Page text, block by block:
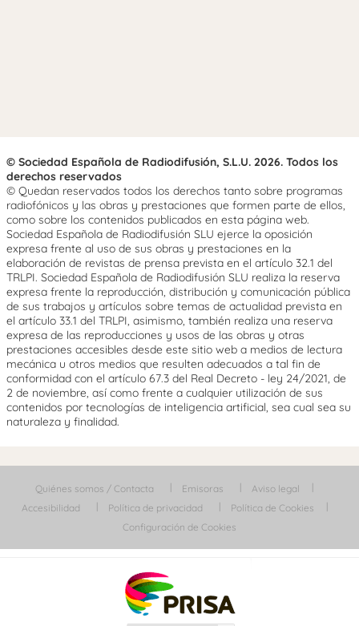
© Sociedad Española de Radiodifusión, S.L.U. 2026. Todos los
derechos reservados
© Quedan reservados todos los derechos tanto sobre programas
radiofónicos y las obras y prestaciones que formen parte de ellos,
como sobre los contenidos publicados en esta página web.
Sociedad Española de Radiodifusión SLU ejerce la oposición
expresa frente al uso de sus obras y prestaciones en la
elaboración de revistas de prensa prevista en el artículo 32.1 del
TRLPI. Sociedad Española de Radiodifusión SLU realiza la reserva
expresa frente la reproducción, distribución y comunicación pública
de sus trabajos y artículos sobre temas de actualidad prevista en
el artículo 33.1 del TRLPI, asimismo, también realiza una reserva
expresa de las reproducciones y usos de las obras y otras
prestaciones accesibles desde este sitio web a medios de lectura
mecánica u otros medios que resulten adecuados a tal fin de
conformidad con el artículo 67.3 del Real Decreto - ley 24/2021, de
2 de noviembre, así como frente a cualquier utilización de sus
contenidos por tecnologías de inteligencia artificial, sea cual sea su
naturaleza y finalidad.
Quiénes somos / Contacta Emisoras
Aviso legal
Accesibilidad
Política de privacidad
Política de Cookies
Configuración de Cookies